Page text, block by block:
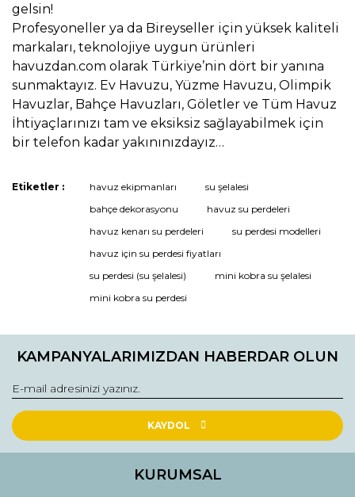
gelsin!
Profesyoneller ya da Bireyseller için yüksek kaliteli
markaları, teknolojiye uygun ürünleri
havuzdan.com olarak Türkiye’nin dört bir yanına
sunmaktayız. Ev Havuzu, Yüzme Havuzu, Olimpik
Havuzlar, Bahçe Havuzları, Göletler ve Tüm Havuz
İhtiyaçlarınızı tam ve eksiksiz sağlayabilmek için
bir telefon kadar yakınınızdayız…
Bu ürüne ilk yorumu siz yapın!
Yorum Yaz
Etiketler : havuz ekipmanları
su şelalesi
bahçe dekorasyonu
havuz su perdeleri
havuz kenarı su perdeleri
su perdesi modelleri
havuz için su perdesi fiyatları
su perdesi (su şelalesi)
mini kobra su şelalesi
mini kobra su perdesi
KAMPANYALARIMIZDAN HABERDAR OLUN
KAYDOL
KURUMSAL